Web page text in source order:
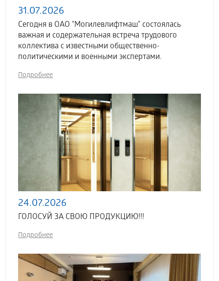
31.07.2026
Сегодня в ОАО "Могилевлифтмаш" состоялась
важная и содержательная встреча трудового
коллектива с известными общественно-
политическими и военными экспертами.
Подробнее
24.07.2026
ГОЛОСУЙ ЗА СВОЮ ПРОДУКЦИЮ!!!
Подробнее